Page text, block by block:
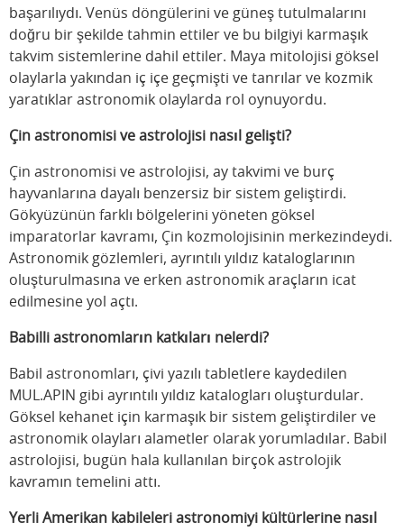
başarılıydı. Venüs döngülerini ve güneş tutulmalarını
doğru bir şekilde tahmin ettiler ve bu bilgiyi karmaşık
takvim sistemlerine dahil ettiler. Maya mitolojisi göksel
olaylarla yakından iç içe geçmişti ve tanrılar ve kozmik
yaratıklar astronomik olaylarda rol oynuyordu.
Çin astronomisi ve astrolojisi nasıl gelişti?
Çin astronomisi ve astrolojisi, ay takvimi ve burç
hayvanlarına dayalı benzersiz bir sistem geliştirdi.
Gökyüzünün farklı bölgelerini yöneten göksel
imparatorlar kavramı, Çin kozmolojisinin merkezindeydi.
Astronomik gözlemleri, ayrıntılı yıldız kataloglarının
oluşturulmasına ve erken astronomik araçların icat
edilmesine yol açtı.
Babilli astronomların katkıları nelerdi?
Babil astronomları, çivi yazılı tabletlere kaydedilen
MUL.APIN gibi ayrıntılı yıldız katalogları oluşturdular.
Göksel kehanet için karmaşık bir sistem geliştirdiler ve
astronomik olayları alametler olarak yorumladılar. Babil
astrolojisi, bugün hala kullanılan birçok astrolojik
kavramın temelini attı.
Yerli Amerikan kabileleri astronomiyi kültürlerine nasıl